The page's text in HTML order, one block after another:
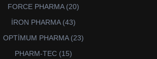
FORCE PHARMA 2020
İRON PHARMA 4343
OPTİMUM PHARMA 2323
PHARM-TEC 1515